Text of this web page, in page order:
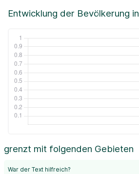
Entwicklung der Bevölkerung in
grenzt mit folgenden Gebieten
War der Text hilfreich?